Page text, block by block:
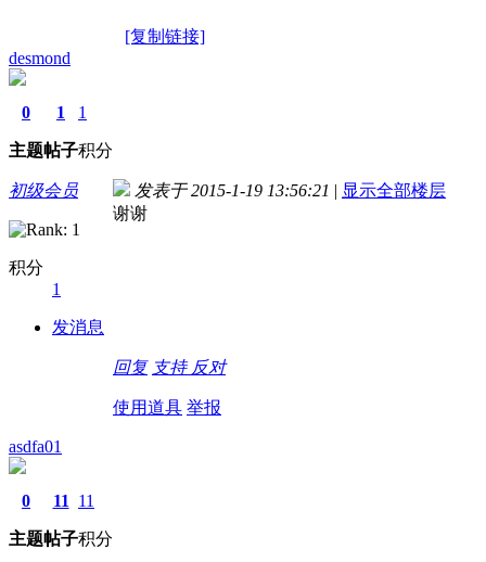
[复制链接]
desmond
0
主题
1
帖子
1
积分
初级会员
积分
1
发消息
发表于 2015-1-19 13:56:21 | 显示全部楼层
谢谢
回复 支持 反对
使用道具 举报
asdfa01
0
主题
11
帖子
11
积分